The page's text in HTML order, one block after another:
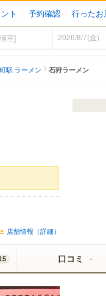
ト 予約確認 行ったお
駅 ラーメン 石狩ラーメン
店舗情報（詳細）
口コミ